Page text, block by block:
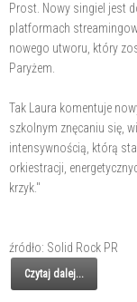
Prost. Nowy singiel jest
platformach
nowego utworu, który
Paryżem.
Tak Laura komentuje
szkolnym znęcaniu się,
intensywnością, którą
orkiestracji,
krzyk."
źródło: Solid Rock PR
Czytaj dalej...